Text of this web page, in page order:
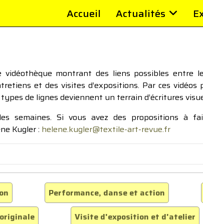
Accueil Actualités
vidéothèque montrant des liens possibles
et des visites d’expositions. Par ces
de lignes deviennent un terrain d’écritures
semaines. Si vous avez des propositions à
Kugler : helene.kugler@textile-art-revue.fr
Performance, danse et action
Visite d'exposition et d'atelier